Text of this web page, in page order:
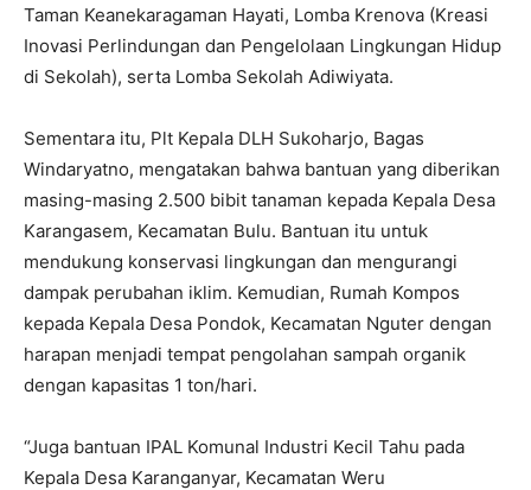
Taman Keanekaragaman Hayati, Lomba Krenova (Kreasi
Inovasi Perlindungan dan Pengelolaan Lingkungan Hidup
di Sekolah), serta Lomba Sekolah Adiwiyata.
Sementara itu, Plt Kepala DLH Sukoharjo, Bagas
Windaryatno, mengatakan bahwa bantuan yang diberikan
masing-masing 2.500 bibit tanaman kepada Kepala Desa
Karangasem, Kecamatan Bulu. Bantuan itu untuk
mendukung konservasi lingkungan dan mengurangi
dampak perubahan iklim. Kemudian, Rumah Kompos
kepada Kepala Desa Pondok, Kecamatan Nguter dengan
harapan menjadi tempat pengolahan sampah organik
dengan kapasitas 1 ton/hari.
“Juga bantuan IPAL Komunal Industri Kecil Tahu pada
Kepala Desa Karanganyar, Kecamatan Weru